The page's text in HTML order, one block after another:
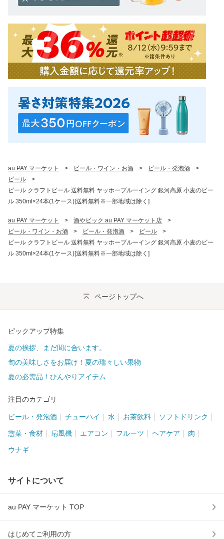
au PAY マーケット > ビール・ワイン・お酒 > ビール・発泡酒
>
ビール
>
ビール クラフトビール 送料無料 ヤッホーブルーイング 銀河高原 小麦のビー
ル 350ml×24本(1ケース)[送料無料※一部地域は除く]
au PAY マーケット > 酒やビック au PAY マーケット店
>
ビール・ワイン・お酒
> ビール・発泡酒 > ビール
>
ビール クラフトビール 送料無料 ヤッホーブルーイング 銀河高原 小麦のビー
ル 350ml×24本(1ケース)[送料無料※一部地域は除く]
ページトップへ
ピックアップ特集
夏の挨拶、まだ間に合います。
旬の美味しさをお届け！夏の瑞々しい果物
夏の必需品！ひんやりアイテム
注目のカテゴリ
ビール・発泡酒 チューハイ 水 お茶飲料 ソフトドリンク
惣菜・食材 扇風機 エアコン フルーツ ヘアケア 肉
ウナギ
サイトについて
au PAY マーケット TOP
はじめてご利用の方